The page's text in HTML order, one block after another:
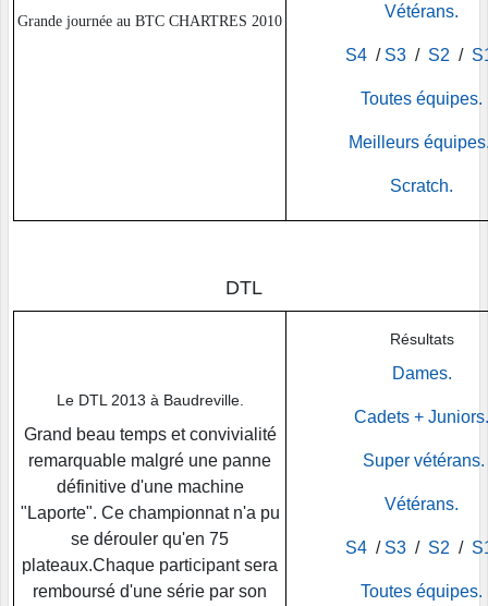
Grande journée au BTC CHARTRES 2010
Vétérans.
S4 / S3 / S2 /
Toutes équipes.
Meilleurs
Scratch.
DTL
Le DTL 2013 à Baudreville.
Grand beau temps et convivialité
remarquable malgré une panne
définitive d'une machine
"Laporte". Ce championnat n'a pu
se dérouler qu'en 75
plateaux.Chaque participant sera
remboursé d'une série par son
Résultats
Dames.
Cadets + Juniors.
Super vétérans.
Vétérans.
S4 / S3 / S2 /
Toutes équipes.